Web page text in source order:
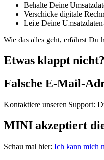
Behalte Deine
Verschicke digitale
Leite Deine Umsatzdaten
Wie das alles geht, erfährst Du
Etwas klappt nicht?
Falsche E-Mail-
Kontaktiere unseren Support:
MINI akzeptiert
Schau mal hier: Ich kann mich